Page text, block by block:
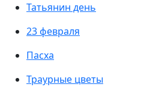
Татьянин день
23 февраля
Пасха
Траурные цветы